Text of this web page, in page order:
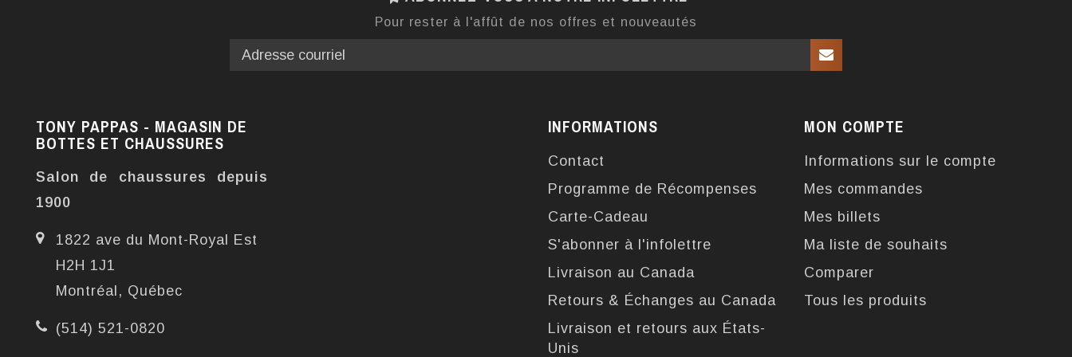
Pour rester à l'affût de nos offres et nouveautés
TONY PAPPAS - MAGASIN DE
BOTTES ET CHAUSSURES
Salon de chaussures depuis
1900
1822 ave du Mont-Royal Est
H2H 1J1
Montréal, Québec
(514) 521-0820
INFORMATIONS
Contact
Programme de Récompenses
Carte-Cadeau
S'abonner à l'infolettre
Livraison au Canada
Retours & Échanges au Canada
Livraison et retours aux États-
Unis
MON COMPTE
Informations sur le compte
Mes commandes
Mes billets
Ma liste de souhaits
Comparer
Tous les produits